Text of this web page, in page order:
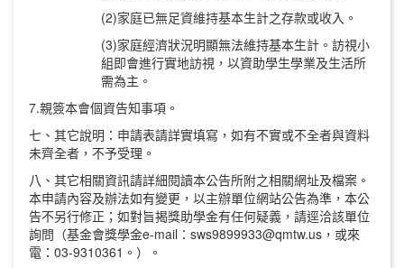
(2)家庭已無足資維持基本生計之存款或收入。
(3)家庭經濟狀況明顯無法維持基本生計。訪視小
組即會進行實地訪視，以資助學生學業及生活所
需為主。
7.親簽本會個資告知事項。
七、其它說明：申請表請詳實填寫，如有不實或不全者與資料
未齊全者，不予受理。
八、其它相關資訊請詳細閱讀本公告所附之相關網址及檔案。
本申請內容及辦法如有變更，以主辦單位網站公告為準，本公
告不另行修正；如對旨揭獎助學金有任何疑義，請逕洽該單位
詢問（基金會獎學金e-mail：sws9899933@qmtw.us，或來
電：03-9310361。）。